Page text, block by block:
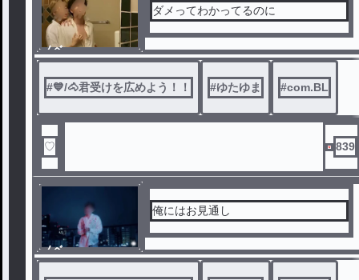
ノベ
ル
ダメってわかってるのに
#💙/🐴君受けを広めよう！！ #ゆたゆま #com.BL
♡ 839
ノベ
ル
俺にはお見通し